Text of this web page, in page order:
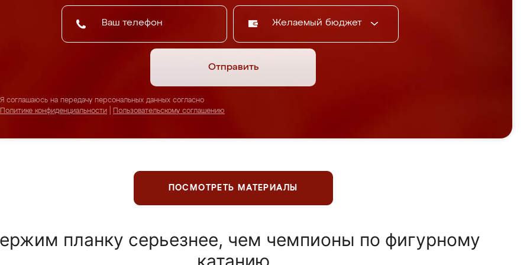
Желаемый бюджет
Отправить
Я соглашаюсь на передачу персональных данных согласно
Политике конфиденциальности
Пользовательскому соглашению
ПОСМОТРЕТЬ МАТЕРИАЛЫ
планку серьезнее, чем чемпионы по фигурному